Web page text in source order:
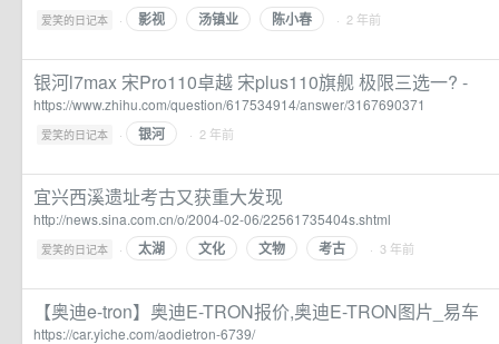
爱笑的日记本 · 影视 汤镇业 陈小春 · 2 年前
银河l7max 宋Pro110卓越 宋plus110旗舰 极限三选一? -
https://www.zhihu.com/question/617534914/answer/3167690371
爱笑的日记本 · 银河 · 2 年前
宜兴西溪遗址考古又获重大发现
http://news.sina.com.cn/o/2004-02-06/22561735404s.shtml
爱笑的日记本 · 太湖 文化 文物 考古 · 3 年前
【奥迪e-tron】奥迪E-TRON报价,奥迪E-TRON图片_易车
https://car.yiche.com/aodietron-6739/